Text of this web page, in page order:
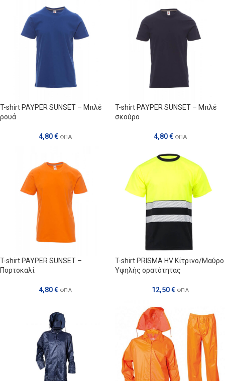
T-shirt PAYPER SUNSET – Μπλέ
ρουά
4,80€ ΦΠΑ
T-shirt PAYPER SUNSET – Μπλέ
σκούρο
4,80€ ΦΠΑ
T-shirt PAYPER SUNSET –
Πορτοκαλί
4,80€ ΦΠΑ
T-shirt PRISMA HV Κίτρινο/Μαύρο
Υψηλής ορατότητας
12,50€ ΦΠΑ